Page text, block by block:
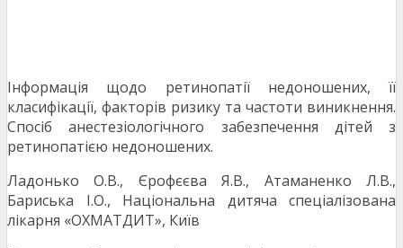
Інформація щодо ретинопатії недоношених, її
класифікації, факторів ризику та частоти виникнення.
Спосіб анестезіологічного забезпечення дітей з
ретинопатією недоношених.
Ладонько О.В., Єрофєєва Я.В., Атаманенко Л.В.,
Бариська І.О., Національна дитяча спеціалізована
лікарня «ОХМАТДИТ», Київ